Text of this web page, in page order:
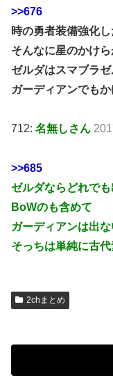
>>676
時の勇者装備強化
そんなに星のかけ
ゼルダはスマブラ
ガーディアンでも
712: 名無しさん
>>685
ゼルダならどれでも
BoWのも含めて
ガーディアンは出な
そっちは単純に古
2chまとめ